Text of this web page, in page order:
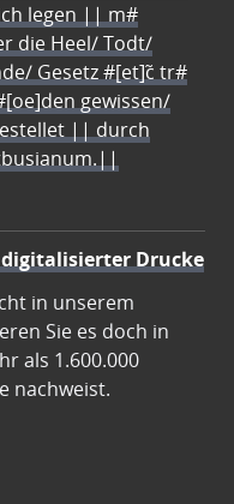
legen || m#
die Heel/ Todt/
Gesetz #[et]c̃ tr#
gewissen/
|| durch
digitalisierter Drucke
in unserem
Sie es doch in
als 1.600.000
nachweist.